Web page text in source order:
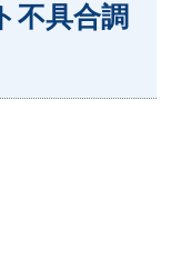
不具合調